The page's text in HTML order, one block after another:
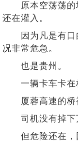
原本空荡荡的
还在灌入。
因为凡是有口
况非常危急。
也是贵州。
一辆卡车卡在
厦蓉高速的桥
司机没有掉下
但危险还在，